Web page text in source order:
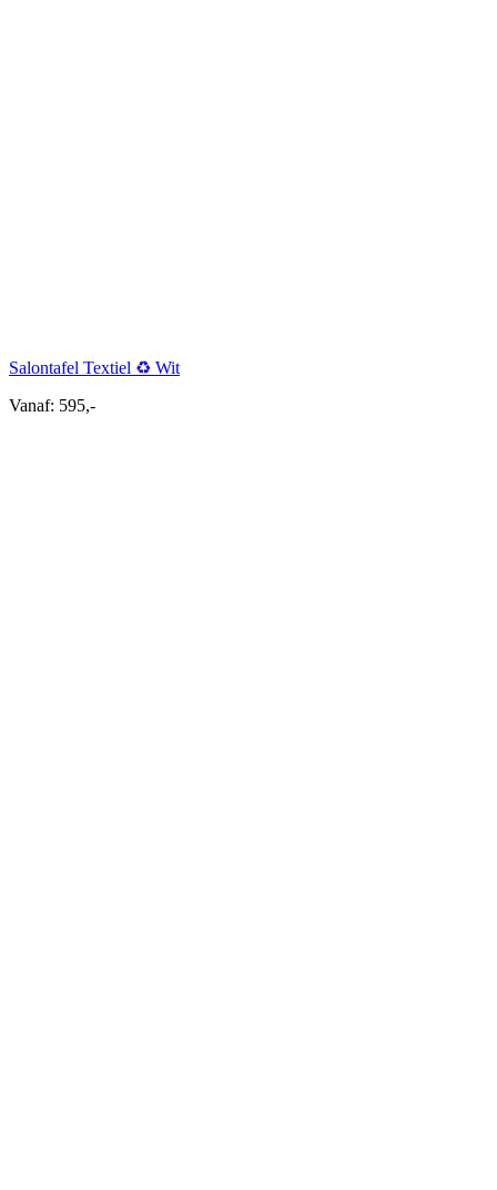
Salontafel Textiel ♻ Wit
Vanaf: 595,-